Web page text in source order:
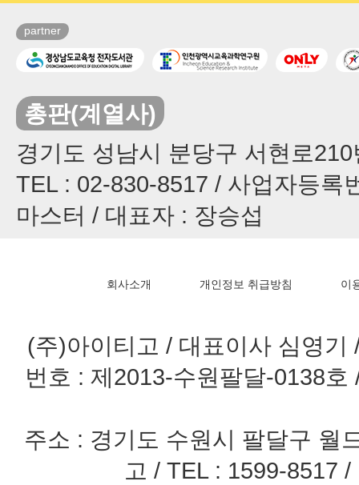
partner
총판(계열사)
경기도 성남시 분당구 서현로
TEL : 02-830-8517 / 사업자등록
마스터 / 대표자 : 장승섭
회사소개 개인정보 취급방침 이
(주)아이티고 / 대표이사 심영
번호 : 제2013-수원팔달-0138
주소 : 경기도 수원시 팔달구 월
고 / TEL : 1599-8517